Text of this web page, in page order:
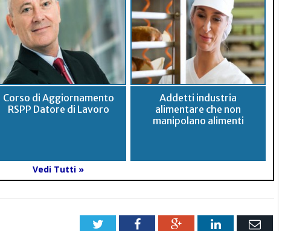
Corso di Aggiornamento
RSPP Datore di Lavoro
Addetti industria
alimentare che non
manipolano alimenti
Vedi Tutti »
TwitterFacebookGoogle+LinkedInEmail